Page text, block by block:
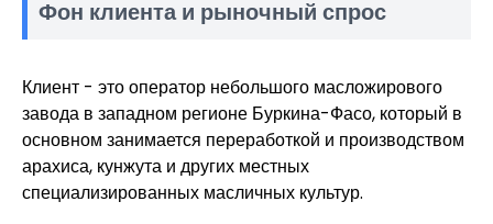
Фон клиента и рыночный спрос
Клиент - это оператор небольшого масложирового
завода в западном регионе Буркина-Фасо, который в
основном занимается переработкой и производством
арахиса, кунжута и других местных
специализированных масличных культур.